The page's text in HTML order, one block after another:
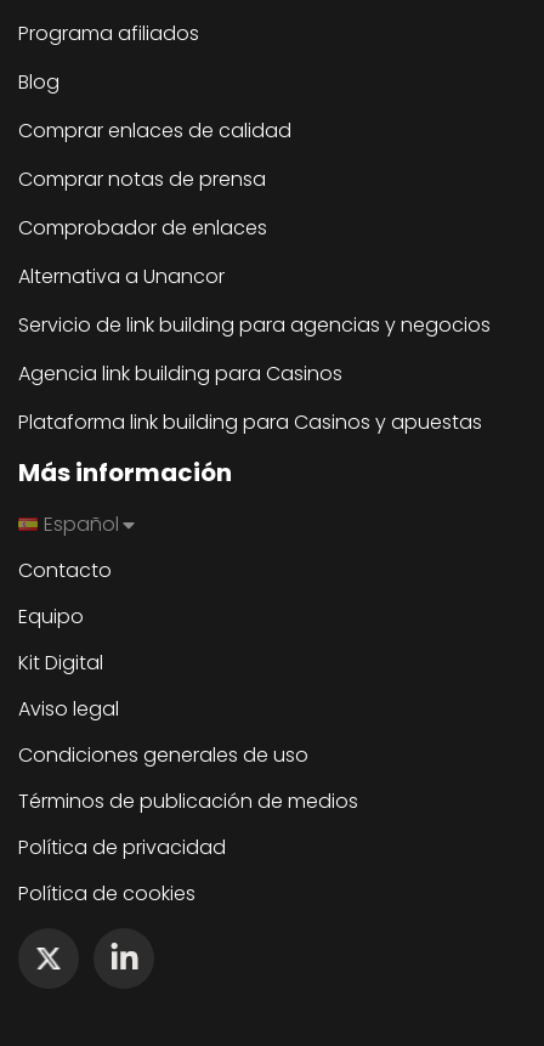
Programa afiliados
Blog
Comprar enlaces de calidad
Comprar notas de prensa
Comprobador de enlaces
Alternativa a Unancor
Servicio de link building para agencias y negocios
Agencia link building para Casinos
Plataforma link building para Casinos y apuestas
Más información
Español
Contacto
Equipo
Kit Digital
Aviso legal
Condiciones generales de uso
Términos de publicación de medios
Política de privacidad
Política de cookies